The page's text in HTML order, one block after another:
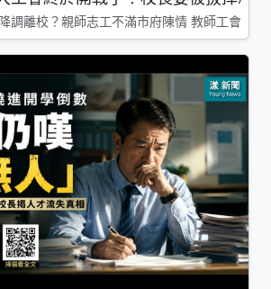
調離校？親師志工不滿市府陳情 教師工會槓